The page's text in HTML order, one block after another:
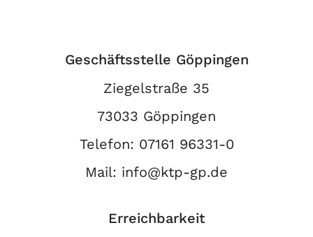
Geschäftsstelle Göppingen
Ziegelstraße 35
73033 Göppingen
Telefon: 07161 96331-0
Mail: info@ktp-gp.de
Erreichbarkeit